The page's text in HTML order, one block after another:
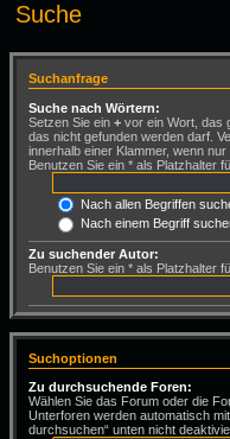
Suche
Suchanfrage
Suche nach Wörtern:
Setzen Sie ein + vor ein Wort, das
das nicht gefunden werden darf.
innerhalb einer Klammer, wenn
Benutzen Sie ein * als Platzhalter
Nach allen Begriffen
Nach einem Begriff
Zu suchender Autor:
Benutzen Sie ein * als Platzhalter
Suchoptionen
Zu durchsuchende Foren:
Wählen Sie das Forum oder die
Unterforen werden automatisch
durchsuchen“ unten nicht